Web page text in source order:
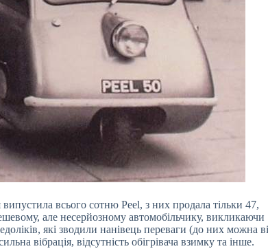
всього сотню Peel, з них продала тільки 47,
але несерйозному автомобільчику, викликаючи
які зводили нанівець переваги (до них можна
вібрація, відсутність обігрівача взимку та інше.